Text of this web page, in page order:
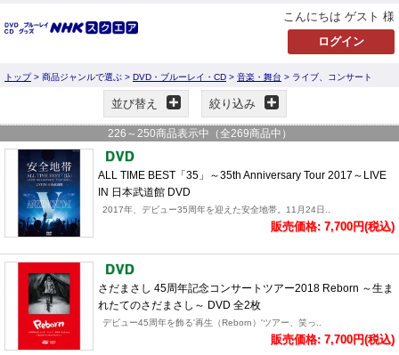
こんにちは ゲスト 様
トップ> 商品ジャンルで選ぶ > DVD・ブルーレイ・CD > 音楽・舞台 > ライブ、コンサート
並び替え 絞り込み
226 ～ 250商品表示中（全269商品中）
ALL TIME BEST「35」～35th Anniversary Tour 2017～LIVE
IN 日本武道館 DVD
2017年、デビュー35周年を迎えた安全地帯。11月24日..
販売価格: 7,700円(税込)
さだまさし 45周年記念コンサートツアー2018 Reborn ～生ま
れたてのさだまさし～ DVD 全2枚
デビュー45周年を飾る'再生（Reborn）'ツアー、笑っ..
販売価格: 7,700円(税込)